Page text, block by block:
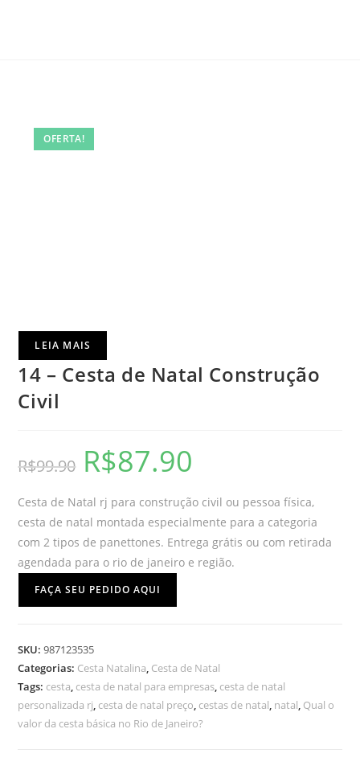
OFERTA!
LEIA MAIS
14 – Cesta de Natal Construção
Civil
R$99.90 R$87.90
Cesta de Natal rj para construção civil ou pessoa física,
cesta de natal montada especialmente para a categoria
com 2 tipos de panettones. Entrega grátis ou com retirada
agendada para o rio de janeiro e região.
FAÇA SEU PEDIDO AQUI
SKU:987123535
Categorias: Cesta Natalina, Cesta de Natal
Tags: cesta, cesta de natal para empresas, cesta de natal
personalizada rj, cesta de natal preço, cestas de natal, natal, Qual o
valor da cesta básica no Rio de Janeiro?